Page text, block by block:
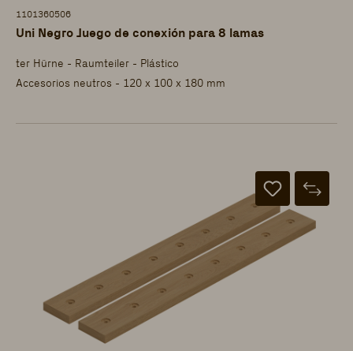
1101360506
Uni Negro Juego de conexión para 8 lamas
ter Hürne - Raumteiler - Plástico
Accesorios neutros - 120 x 100 x 180 mm